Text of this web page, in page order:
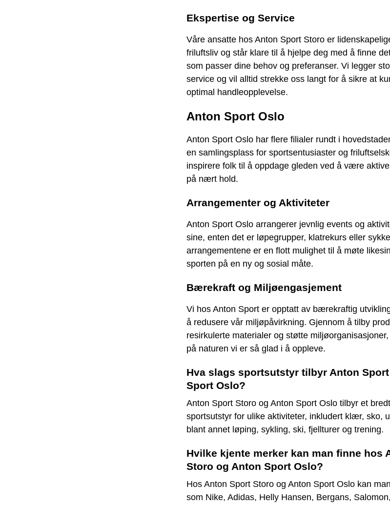
Ekspertise og Service
Våre ansatte hos Anton Sport Storo er
friluftsliv og står klare til å hjelpe deg med å finne
som passer dine behov og preferanser. Vi legger
service og vil alltid strekke oss langt for å sikre at
optimal handleopplevelse.
Anton Sport Oslo
Anton Sport Oslo har flere filialer rundt i
en samlingsplass for sportsentusiaster og
inspirere folk til å oppdage gleden ved å være
på nært hold.
Arrangementer og Aktiviteter
Anton Sport Oslo arrangerer jevnlig events og
sine, enten det er løpegrupper, klatrekurs eller
arrangementene er en flott mulighet til å møte
sporten på en ny og sosial måte.
Bærekraft og Miljøengasjement
Vi hos Anton Sport er opptatt av bærekraftig
å redusere vår miljøpåvirkning. Gjennom å tilby
resirkulerte materialer og støtte
på naturen vi er så glad i å oppleve.
Hva slags sportsutstyr tilbyr Anton
Sport Oslo?
Anton Sport Storo og Anton Sport Oslo tilbyr et
sportsutstyr for ulike aktiviteter, inkludert klær, sko,
blant annet løping, sykling, ski, fjellturer og trening.
Hvilke kjente merker kan man finne hos
Storo og Anton Sport Oslo?
Hos Anton Sport Storo og Anton Sport Oslo kan
som Nike, Adidas, Helly Hansen, Bergans,